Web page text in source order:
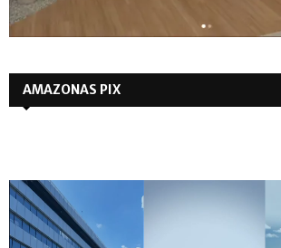
AMAZONAS PIX